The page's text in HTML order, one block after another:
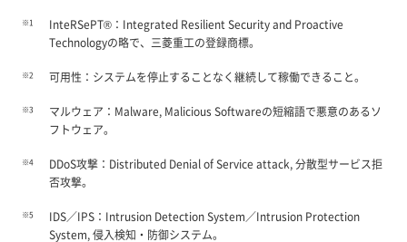
※1
InteRSePT®：Integrated Resilient Security and Proactive
Technologyの略で、三菱重工の登録商標。
※2 可用性：システムを停止することなく継続して稼働できること。
※3
マルウェア：Malware, Malicious Softwareの短縮語で悪意のあるソ
フトウェア。
※4
DDoS攻撃：Distributed Denial of Service attack, 分散型サービス拒
否攻撃。
※5
IDS／IPS：Intrusion Detection System／Intrusion Protection
System, 侵入検知・防御システム。